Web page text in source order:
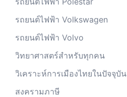
รถยนต์ไฟฟ้า Volkswagen
รถยนต์ไฟฟ้า Volvo
วิทยาศาสตร์สำหรับทุกคน
วิเคราะห์การเมืองไทยในปัจจุบัน
สงครามภาษี